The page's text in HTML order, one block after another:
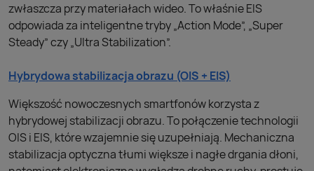
zwłaszcza przy materiałach wideo. To właśnie EIS
odpowiada za inteligentne tryby „Action Mode”, „Super
Steady” czy „Ultra Stabilization”.
Hybrydowa stabilizacja obrazu (OIS + EIS)
Większość nowoczesnych smartfonów korzysta z
hybrydowej stabilizacji obrazu. To połączenie technologii
OIS i EIS, które wzajemnie się uzupełniają. Mechaniczna
stabilizacja optyczna tłumi większe i nagłe drgania dłoni,